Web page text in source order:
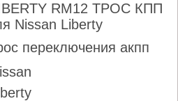
RM12 ТРОС КПП
Nissan Liberty
переключения акпп